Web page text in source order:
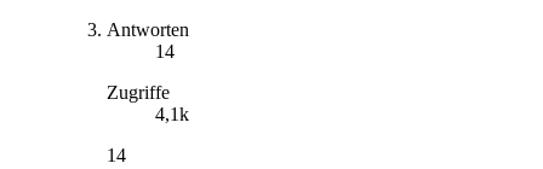
Antworten
14
Zugriffe
4,1k
14